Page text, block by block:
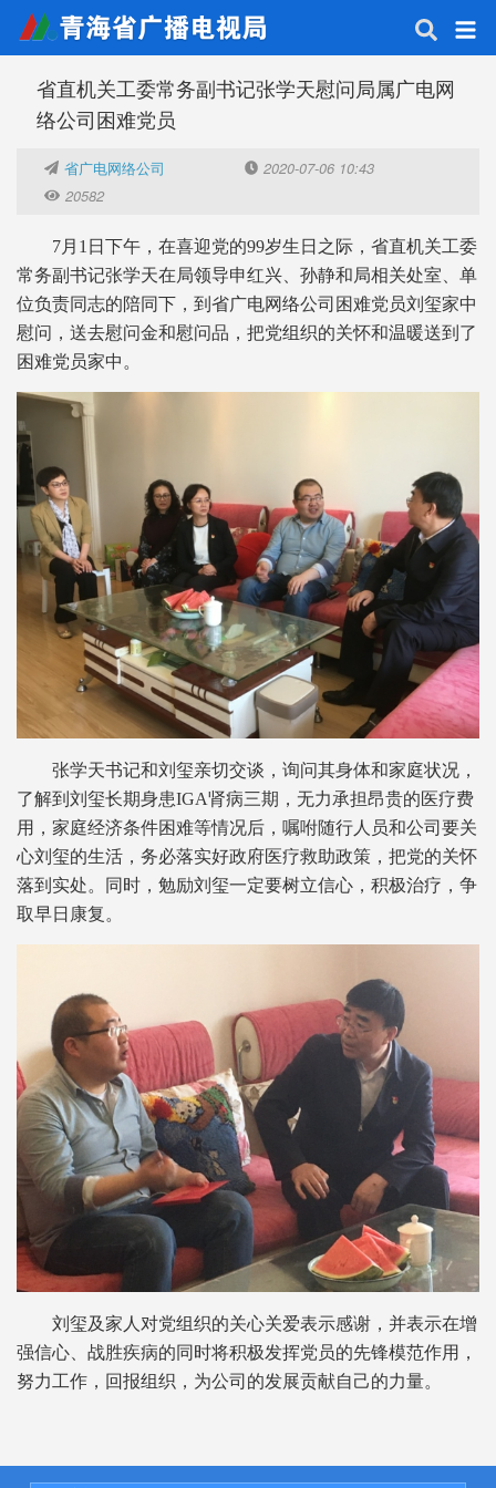
省直机关工委常务副书记张学天慰问局属广电网
络公司困难党员
省广电网络公司
2020-07-06 10:43
20582
7月1日下午，在喜迎党的99岁生日之际，省直机关工委
常务副书记张学天在局领导申红兴、孙静和局相关处室、单
位负责同志的陪同下，到省广电网络公司困难党员刘玺家中
慰问，送去慰问金和慰问品，把党组织的关怀和温暖送到了
困难党员家中。
张学天书记和刘玺亲切交谈，询问其身体和家庭状况，
了解到刘玺长期身患IGA肾病三期，无力承担昂贵的医疗费
用，家庭经济条件困难等情况后，嘱咐随行人员和公司要关
心刘玺的生活，务必落实好政府医疗救助政策，把党的关怀
落到实处。同时，勉励刘玺一定要树立信心，积极治疗，争
取早日康复。
刘玺及家人对党组织的关心关爱表示感谢，并表示在增
强信心、战胜疾病的同时将积极发挥党员的先锋模范作用，
努力工作，回报组织，为公司的发展贡献自己的力量。